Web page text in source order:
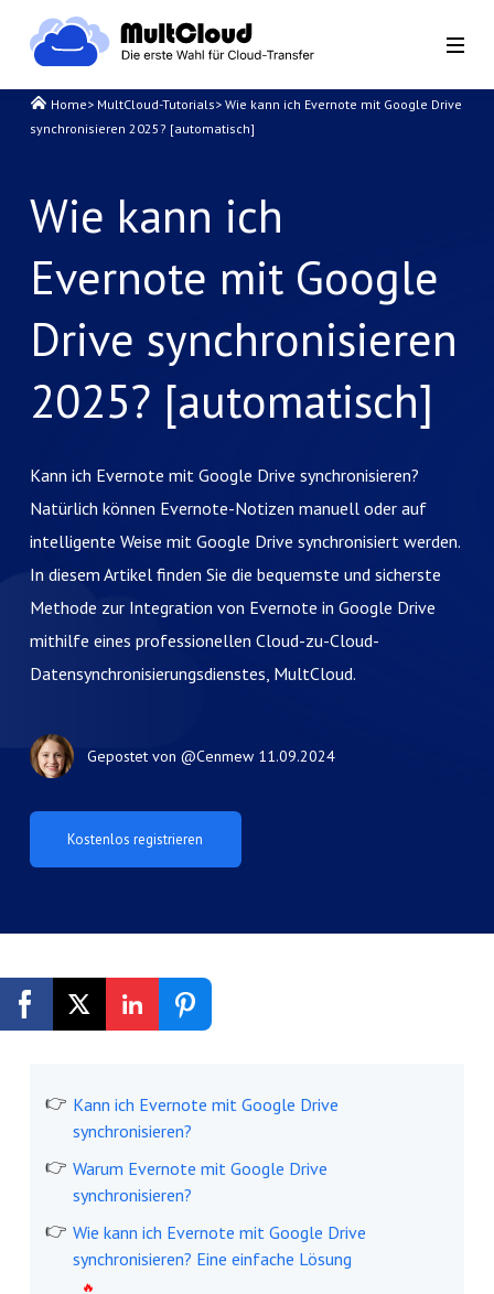
Home> MultCloud-Tutorials> Wie kann ich Evernote mit Google Drive
synchronisieren 2025? [automatisch]
Wie kann ich
Evernote mit Google
Drive synchronisieren
2025? [automatisch]
Kann ich Evernote mit Google Drive synchronisieren?
Natürlich können Evernote-Notizen manuell oder auf
intelligente Weise mit Google Drive synchronisiert werden.
In diesem Artikel finden Sie die bequemste und sicherste
Methode zur Integration von Evernote in Google Drive
mithilfe eines professionellen Cloud-zu-Cloud-
Datensynchronisierungsdienstes, MultCloud.
Gepostet von @Cenmew 11.09.2024
Kann ich Evernote mit Google Drive
synchronisieren?
Warum Evernote mit Google Drive
synchronisieren?
Wie kann ich Evernote mit Google Drive
synchronisieren? Eine einfache Lösung